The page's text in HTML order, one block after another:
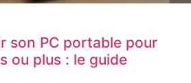
son PC portable pour
ou plus : le guide